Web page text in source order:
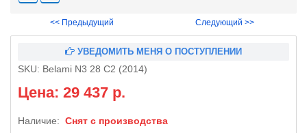
<< Предыдущий Следующий >>
УВЕДОМИТЬ МЕНЯ О ПОСТУПЛЕНИИ
SKU: Belami N3 28 C2 (2014)
Цена: 29 437 р.
Наличие: Снят с производства